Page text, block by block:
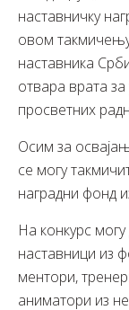
наставничку
овом
наставника
отвара врата
просветних
Осим за
се могу
наградни фонд
На конкурс
наставници из
ментори,
аниматори из